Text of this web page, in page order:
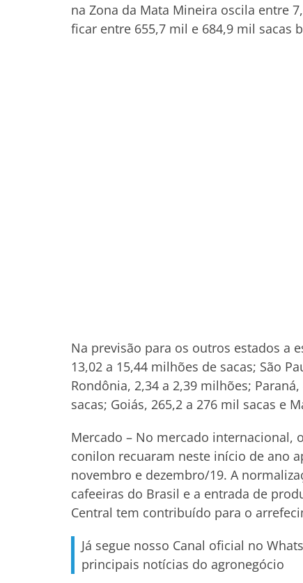
na Zona da Mata Mineira oscila entre
ficar entre 655,7 mil e 684,9 mil sacas
Na previsão para os outros estados a
13,02 a 15,44 milhões de sacas; São
Rondônia, 2,34 a 2,39 milhões;
sacas; Goiás, 265,2 a 276 mil sacas e
Mercado – No mercado internacional,
conilon recuaram neste início de ano
novembro e dezembro/19. A
cafeeiras do Brasil e a entrada de
Central tem contribuído para o
Já segue nosso Canal oficial no
principais notícias do agronegócio